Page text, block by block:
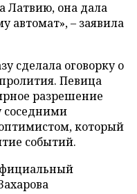
Латвию, она дала
автомат», – заявила
сделала оговорку о
Певица
разрешение
который
событий.